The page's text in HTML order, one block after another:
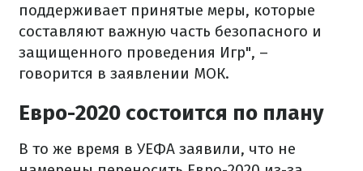
поддерживает принятые меры, которые
составляют важную часть безопасного и
защищенного проведения Игр", –
говорится в заявлении МОК.
Евро-2020 состоится по плану
В то же время в УЕФА заявили, что не